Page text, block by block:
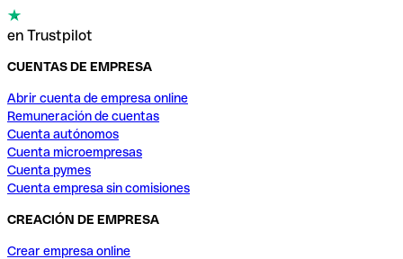
en Trustpilot
CUENTAS DE EMPRESA
Abrir cuenta de empresa online
Remuneración de cuentas
Cuenta autónomos
Cuenta microempresas
Cuenta pymes
Cuenta empresa sin comisiones
CREACIÓN DE EMPRESA
Crear empresa online